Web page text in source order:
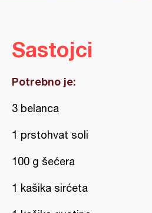
Sastojci
Potrebno je:
3 belanca
1 prstohvat soli
100 g šećera
1 kašika sirćeta